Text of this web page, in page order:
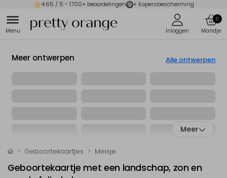
4.65 / 5 - 1700+ beoordelingen + Kopersbescherming
0
Meer ontwerpen Alle ontwerpen
Meer
Geboortekaartjes Meisje
Geboortekaartje met een landschap, zon en